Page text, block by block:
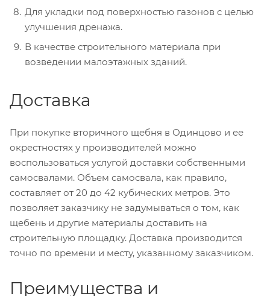
Для укладки под поверхностью газонов с целью
улучшения дренажа.
В качестве строительного материала при
возведении малоэтажных зданий.
Доставка
При покупке вторичного щебня в Одинцово и ее
окрестностях у производителей можно
воспользоваться услугой доставки собственными
самосвалами. Объем самосвала, как правило,
составляет от 20 до 42 кубических метров. Это
позволяет заказчику не задумываться о том, как
щебень и другие материалы доставить на
строительную площадку. Доставка производится
точно по времени и месту, указанному заказчиком.
Преимущества и